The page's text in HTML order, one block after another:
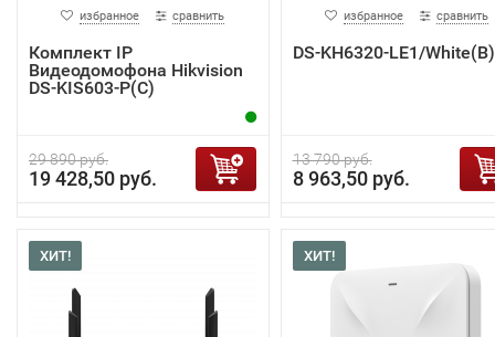
избранное сравнить
Комплект IP
Видеодомофона Hikvision
DS-KIS603-P(C)
29 890 руб.
19 428,50 руб.
избранное сравнить
DS-KH6320-LE1/White(B)
13 790 руб.
8 963,50 руб.
ХИТ! ХИТ!